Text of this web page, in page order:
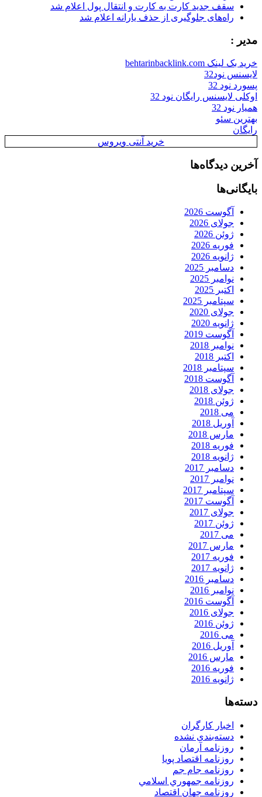
سقف جدید کارت به کارت و انتقال پول اعلام شد
راه‌های جلوگیری از حذف یارانه اعلام شد
مدیر :
خرید بک لینک behtarinbacklink.com
لایسنس نود32
پسورد نود 32
اوکلی لایسنس رایگان نود 32
همیار نود 32
بهترین سئو
رایگان
خرید آنتی ویروس
آخرین دیدگاه‌ها
بایگانی‌ها
آگوست 2026
جولای 2026
ژوئن 2026
فوریه 2026
ژانویه 2026
دسامبر 2025
نوامبر 2025
اکتبر 2025
سپتامبر 2025
جولای 2020
ژانویه 2020
آگوست 2019
نوامبر 2018
اکتبر 2018
سپتامبر 2018
آگوست 2018
جولای 2018
ژوئن 2018
می 2018
آوریل 2018
مارس 2018
فوریه 2018
ژانویه 2018
دسامبر 2017
نوامبر 2017
سپتامبر 2017
آگوست 2017
جولای 2017
ژوئن 2017
می 2017
مارس 2017
فوریه 2017
ژانویه 2017
دسامبر 2016
نوامبر 2016
آگوست 2016
جولای 2016
ژوئن 2016
می 2016
آوریل 2016
مارس 2016
فوریه 2016
ژانویه 2016
دسته‌ها
اخبار کارگران
دسته‌بندی نشده
روزنامه آرمان
روزنامه اقتصاد پویا
روزنامه جام جم
روزنامه جمهوري اسلامي
روزنامه جهان اقتصاد